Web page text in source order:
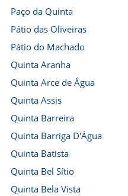
Paço da Quinta
Pátio das Oliveiras
Pátio do Machado
Quinta Aranha
Quinta Arce de Água
Quinta Assis
Quinta Barreira
Quinta Barriga D'Água
Quinta Batista
Quinta Bel Sítio
Quinta Bela Vista